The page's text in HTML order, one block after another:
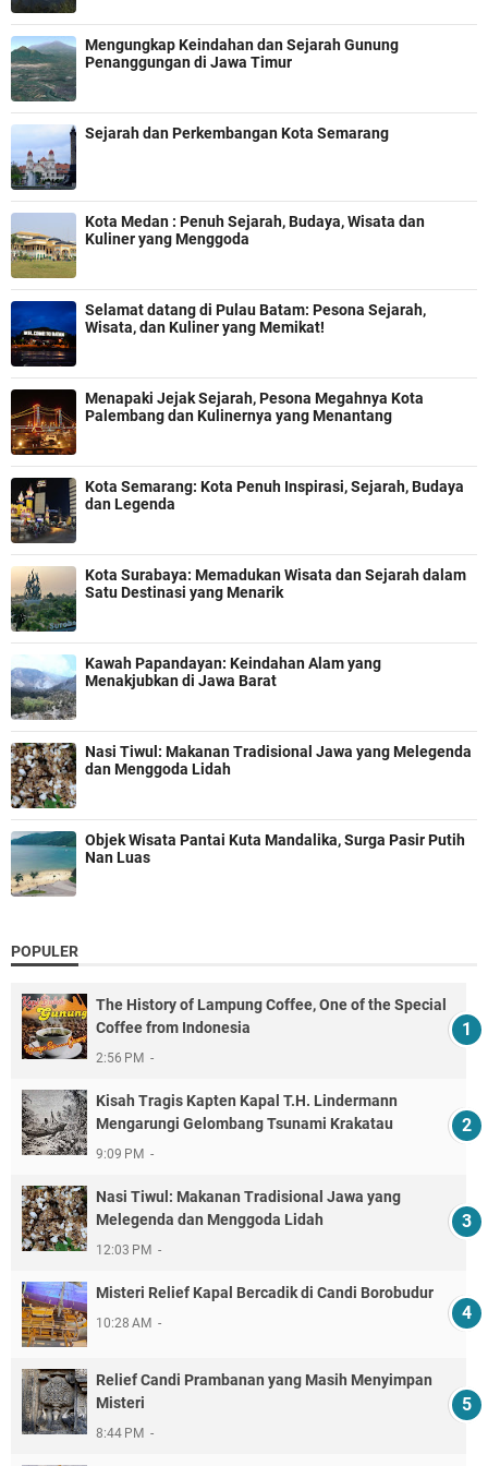
Mengungkap Keindahan dan Sejarah Gunung
Penanggungan di Jawa Timur
Sejarah dan Perkembangan Kota Semarang
Kota Medan : Penuh Sejarah, Budaya, Wisata dan
Kuliner yang Menggoda
Selamat datang di Pulau Batam: Pesona Sejarah,
Wisata, dan Kuliner yang Memikat!
Menapaki Jejak Sejarah, Pesona Megahnya Kota
Palembang dan Kulinernya yang Menantang
Kota Semarang: Kota Penuh Inspirasi, Sejarah, Budaya
dan Legenda
Kota Surabaya: Memadukan Wisata dan Sejarah dalam
Satu Destinasi yang Menarik
Kawah Papandayan: Keindahan Alam yang
Menakjubkan di Jawa Barat
Nasi Tiwul: Makanan Tradisional Jawa yang Melegenda
dan Menggoda Lidah
Objek Wisata Pantai Kuta Mandalika, Surga Pasir Putih
Nan Luas
POPULER
The History of Lampung Coffee, One of the Special
Coffee from Indonesia
2:56 PM
Kisah Tragis Kapten Kapal T.H. Lindermann
Mengarungi Gelombang Tsunami Krakatau
9:09 PM
Nasi Tiwul: Makanan Tradisional Jawa yang
Melegenda dan Menggoda Lidah
12:03 PM
Misteri Relief Kapal Bercadik di Candi Borobudur
10:28 AM
Relief Candi Prambanan yang Masih Menyimpan
Misteri
8:44 PM